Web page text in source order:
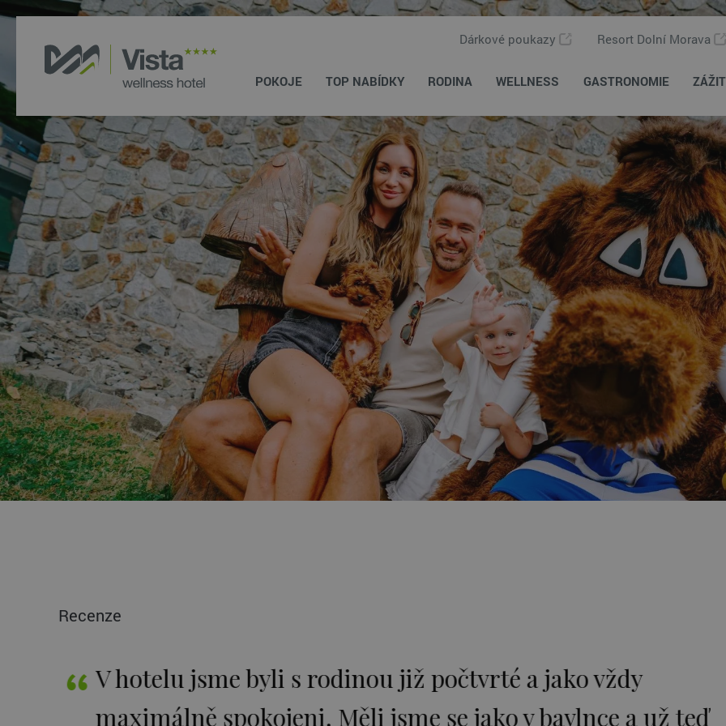
Dárkové poukazy Resort Dolní Morava
POKOJE TOP NABÍDKY RODINA WELLNESS GASTRONOMIE
Recenze
V hotelu jsme byli s rodinou již počtvrté a jako vždy
maximálně spokojeni. Měli jsme se jako v bavlnce a už teď